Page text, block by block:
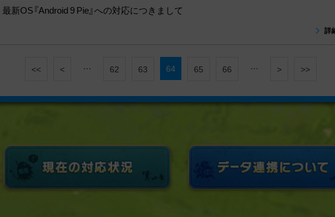
最新OS『Android 9 Pie』への対応につきまして
詳
<< < … 62 63 64 65 66 … > >>